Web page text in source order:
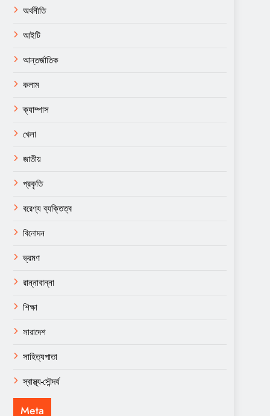
অর্থনীতি
আইটি
আন্তর্জাতিক
কলাম
ক্যাম্পাস
খেলা
জাতীয়
প্রকৃতি
বরেণ্য ব্যক্তিত্ব
বিনোদন
ভ্রমণ
রান্নাবান্না
শিক্ষা
সারাদেশ
সাহিত্যপাতা
স্বাস্থ্য-সৌন্দর্য
Meta